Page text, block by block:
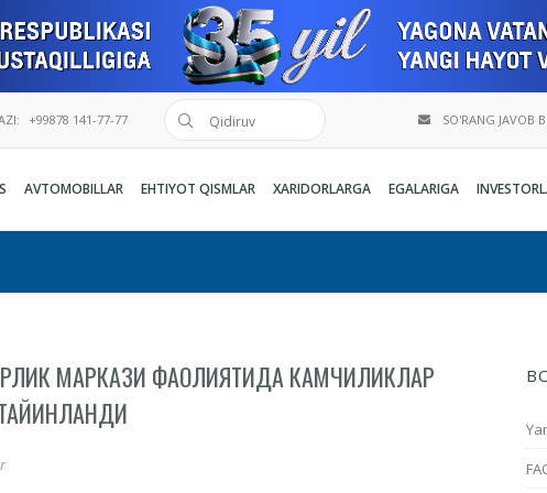
+99878 141-77-77 SO'RANG JAVOB
AVTOMOBILLAR EHTIYOT QISMLAR XARIDORLARGA EGALARIGA
МАРКАЗИ ФАОЛИЯТИДА КАМЧИЛИКЛАР